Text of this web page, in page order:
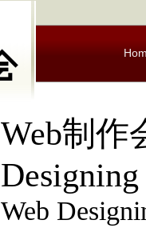
Web制作
Web